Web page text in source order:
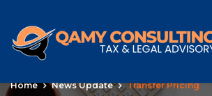
Tag: Transfer
Home News Update Transfer Pricing